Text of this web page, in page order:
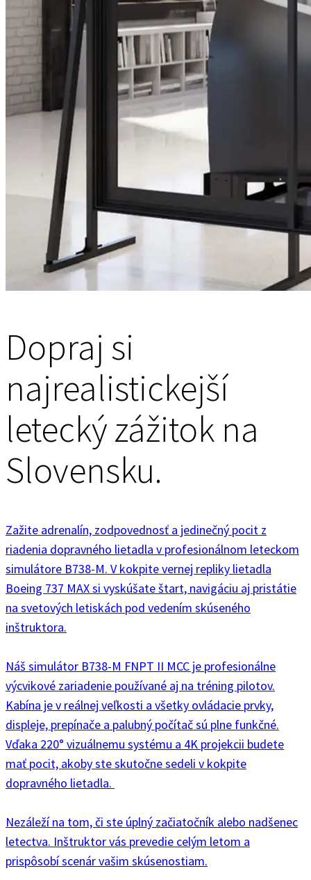
Dopraj si
najrealistickejší
letecký zážitok na
Slovensku.
Zažite adrenalín, zodpovednosť a jedinečný pocit z
riadenia dopravného lietadla v profesionálnom leteckom
simulátore B738-M. V kokpite vernej repliky lietadla
Boeing 737 MAX si vyskúšate štart, navigáciu aj pristátie
na svetových letiskách pod vedením skúseného
inštruktora.
Náš simulátor B738-M FNPT II MCC je profesionálne
výcvikové zariadenie používané aj na tréning pilotov.
Kabína je v reálnej veľkosti a všetky ovládacie prvky,
displeje, prepínače a palubný počítač sú plne funkčné.
Vďaka 220° vizuálnemu systému a 4K projekcii budete
mať pocit, akoby ste skutočne sedeli v kokpite
dopravného lietadla.
Nezáleží na tom, či ste úplný začiatočník alebo nadšenec
letectva. Inštruktor vás prevedie celým letom a
prispôsobí scenár vašim skúsenostiam.